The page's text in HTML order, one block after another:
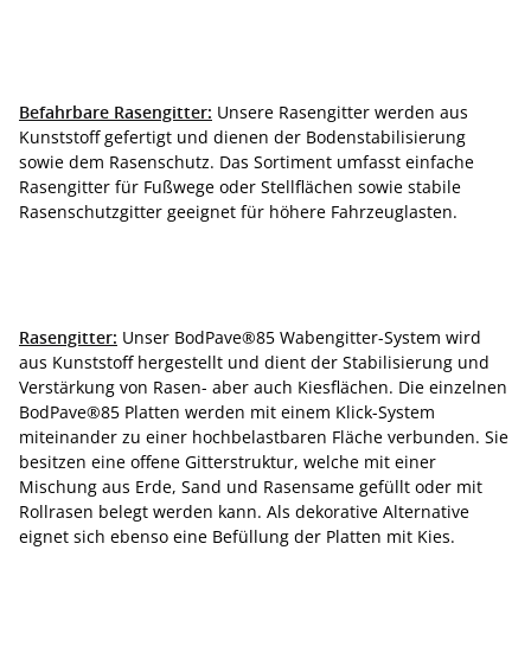
Befahrbare Rasengitter: Unsere Rasengitter werden aus
Kunststoff gefertigt und dienen der Bodenstabilisierung
sowie dem Rasenschutz. Das Sortiment umfasst einfache
Rasengitter für Fußwege oder Stellflächen sowie stabile
Rasenschutzgitter geeignet für höhere Fahrzeuglasten.
Rasengitter: Unser BodPave®85 Wabengitter-System wird
aus Kunststoff hergestellt und dient der Stabilisierung und
Verstärkung von Rasen- aber auch Kiesflächen. Die einzelnen
BodPave®85 Platten werden mit einem Klick-System
miteinander zu einer hochbelastbaren Fläche verbunden. Sie
besitzen eine offene Gitterstruktur, welche mit einer
Mischung aus Erde, Sand und Rasensame gefüllt oder mit
Rollrasen belegt werden kann. Als dekorative Alternative
eignet sich ebenso eine Befüllung der Platten mit Kies.